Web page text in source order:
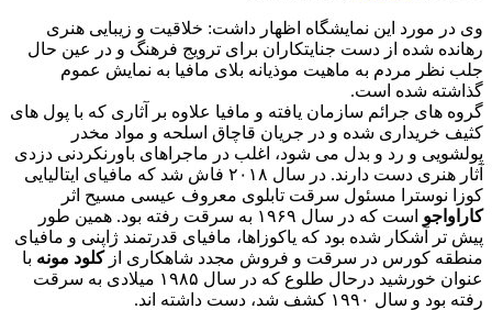
مورد این نمایشگاه اظهار داشت: خلاقیت و زیبایی هنری
شده از دست جنایتکاران برای ترویج فرهنگ و در عین حال
نظر مردم به ماهیت موذیانه بلای مافیا به نمایش عموم
شده است.
های جرائم سازمان یافته و مافیا علاوه بر آثاری که با پول های
خریداری شده و در جریان قاچاق اسلحه و مواد مخدر
و رد و بدل می شود، اغلب در ماجراهای باورنکردنی دزدی
آثار هنری دست دارند. در سال ۲۰۱۸ فاش شد که مافیای ایتالیایی
نوسترا مسئول سرقت تابلوی معروف عیسی مسیح اثر
است که در سال ۱۹۶۹ به سرقت رفته بود. همین طور
آشکار شده بود که یاکوزاها، مافیای قدرتمند ژاپنی و مافیای
کورس در سرقت و فروش مجدد شاهکاری از کلود مونهبا
عنوان خورشید درحال طلوع که در سال ۱۹۸۵ میلادی به سرقت
۱۹۹۰ کشف شد، دست داشته اند.